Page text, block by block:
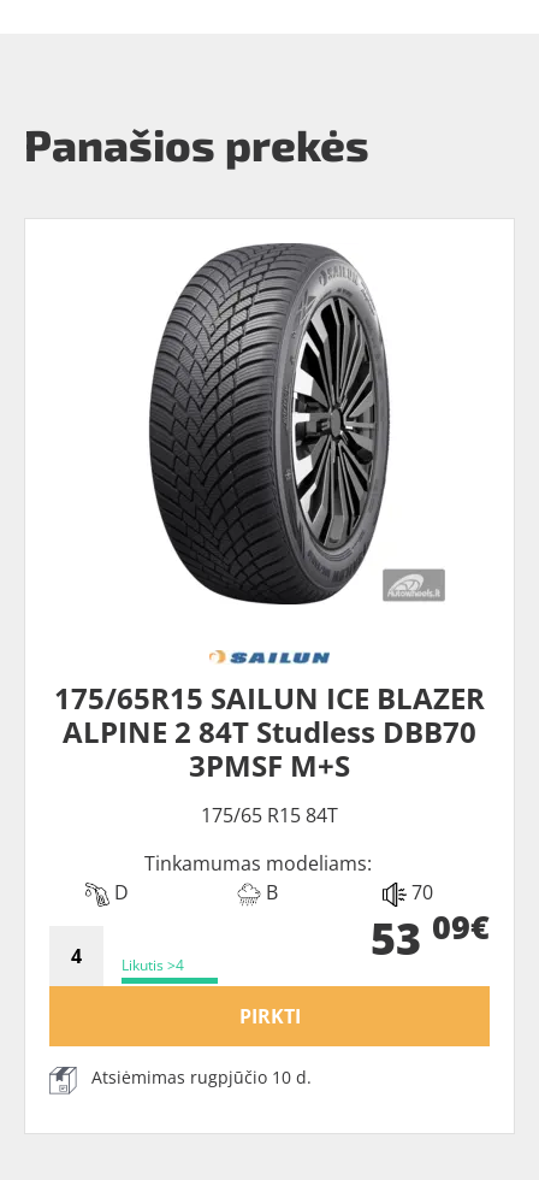
Panašios prekės
175/65R15 SAILUN ICE BLAZER
ALPINE 2 84T Studless DBB70
3PMSF M+S
175/65 R15 84T
Tinkamumas modeliams:
D
B 70
Likutis >4 53 09€
PIRKTI
Atsiėmimas rugpjūčio 10 d.